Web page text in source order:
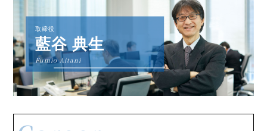
取締役
藍谷 典生
Fumio Aitani